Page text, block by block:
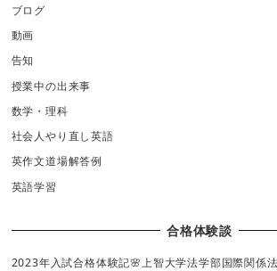
ブログ
動画
告知
授業中の出来事
数学・理科
社会人やり直し英語
英作文道場解答例
英語学習
合格体験談
2023年入試合格体験記🌸上智大学法学部国際関係